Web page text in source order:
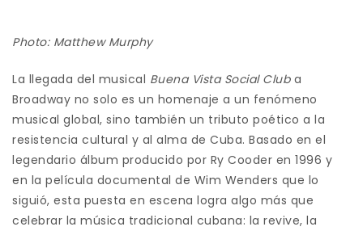
Photo: Matthew Murphy
La llegada del musical Buena Vista Social Cluba
Broadway no solo es un homenaje a un fenómeno
musical global, sino también un tributo poético a la
resistencia cultural y al alma de Cuba. Basado en el
legendario álbum producido por Ry Cooder en 1996 y
en la película documental de Wim Wenders que lo
siguió, esta puesta en escena logra algo más que
celebrar la música tradicional cubana: la revive, la